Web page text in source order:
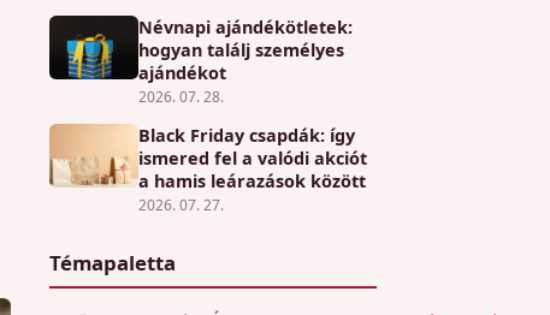
Névnapi ajándékötletek:
hogyan találj személyes
ajándékot
2026. 07. 28.
Black Friday csapdák: így
ismered fel a valódi akciót
a hamis leárazások között
2026. 07. 27.
Témapaletta